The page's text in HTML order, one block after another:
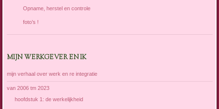
Opname, herstel en controle
foto’s !
MIJN WERKGEVER EN IK
mijn verhaal over werk en re integratie
van 2006 tm 2023
hoofdstuk 1: de werkelijkheid